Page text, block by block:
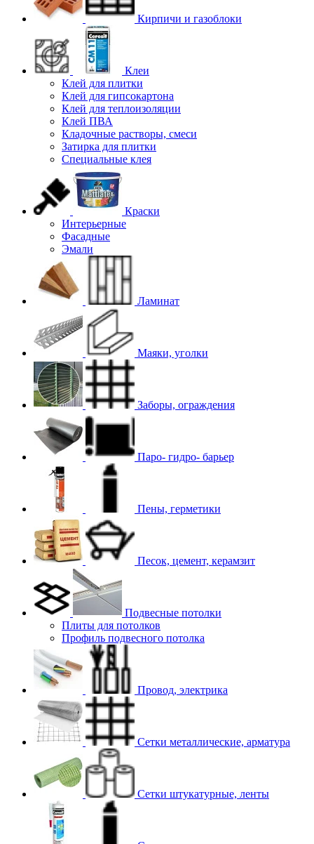
Кирпичи и газоблоки
Клеи
Клей для плитки
Клей для гипсокартона
Клей для теплоизоляции
Клей ПВА
Кладочные растворы, смеси
Затирка для плитки
Специальные клея
Краски
Интерьерные
Фасадные
Эмали
Ламинат
Маяки, уголки
Заборы, ограждения
Паро- гидро- барьер
Пены, герметики
Песок, цемент, керамзит
Подвесные потолки
Плиты для потолков
Профиль подвесного потолка
Провод, электрика
Сетки металлические, арматура
Сетки штукатурные, ленты